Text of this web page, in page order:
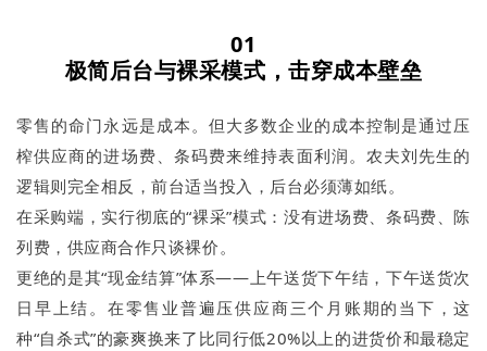
01
极简后台与裸采模式，击穿成本壁垒
零售的命门永远是成本。但大多数企业的成本控制是通过压
榨供应商的进场费、条码费来维持表面利润。农夫刘先生的
逻辑则完全相反，前台适当投入，后台必须薄如纸。
在采购端，实行彻底的“裸采”模式：没有进场费、条码费、陈
列费，供应商合作只谈裸价。
更绝的是其“现金结算”体系——上午送货下午结，下午送货次
日早上结。在零售业普遍压供应商三个月账期的当下，这
种“自杀式”的豪爽换来了比同行低20%以上的进货价和最稳定